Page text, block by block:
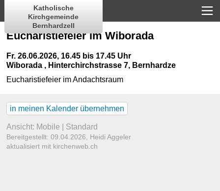
Katholische
Kirchgemeinde
Bernhardzell
Eucharistiefeier im Wiborada
Fr. 26.06.2026, 16.45 bis 17.45 Uhr
Wiborada , Hinterchirchstrasse 7, Bernhardze
Eucharistiefeier im Andachtsraum
in meinen Kalender übernehmen
Ansicht: Mobile Standard
Bereitgestellt: 09.04.2026, Heidi Aggeler
aktualisiert mit kirchenweb.ch